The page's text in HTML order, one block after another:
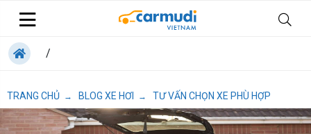
/
TRANG CHỦ → BLOG XE HƠI → TƯ VẤN CHỌN XE PHÙ HỢP